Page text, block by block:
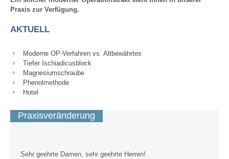
Praxis zur Verfügung.
AKTUELL
Moderne OP-Verfahren vs. Altbewährtes
Tiefer Ischiadicusblock
Magnesiumschraube
Phenolmethode
Hotel
Praxisveränderung
Sehr geehrte Damen, sehr geehrte Herren!